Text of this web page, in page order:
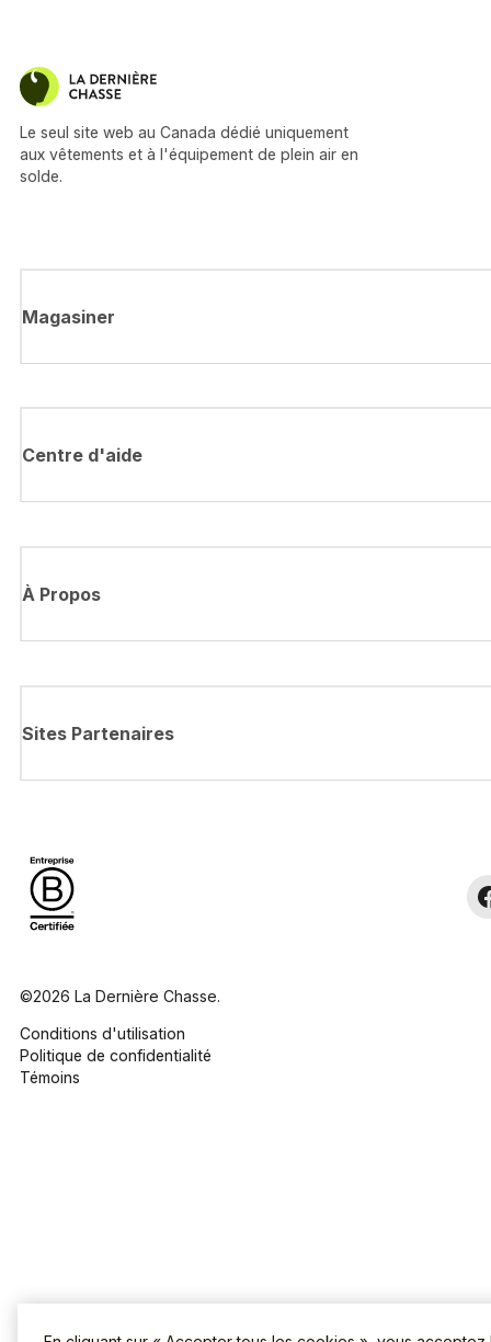
Le seul site web au Canada dédié uniquement
aux vêtements et à l'équipement de plein air en
solde.
Magasiner
Centre d'aide
À Propos
Sites Partenaires
©2026 La Dernière Chasse.
Conditions d'utilisation
Politique de confidentialité
Témoins